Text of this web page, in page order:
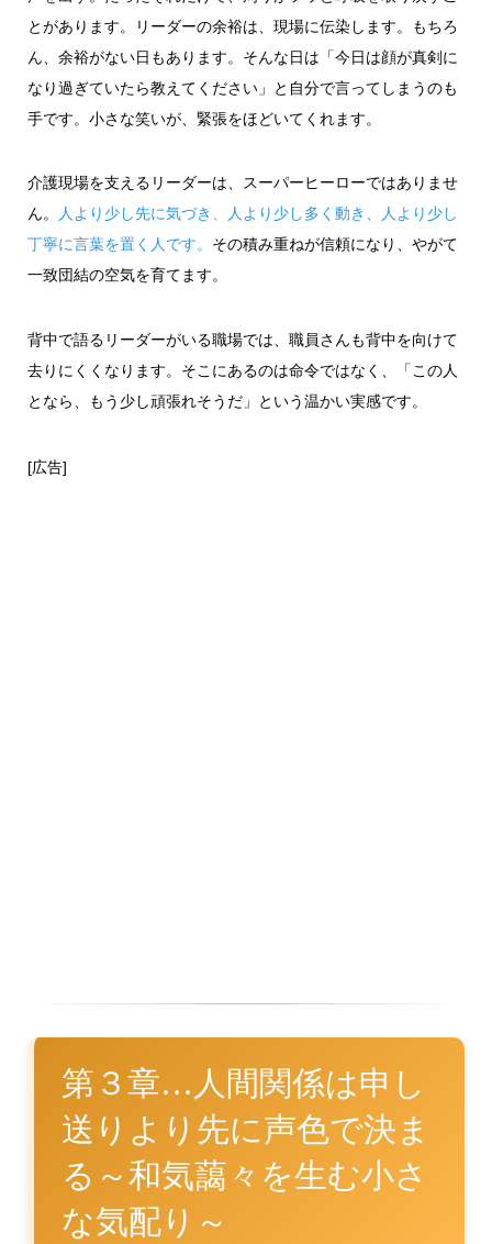
とがあります。リーダーの余裕は、現場に伝染します。もちろ
ん、余裕がない日もあります。そんな日は「今日は顔が真剣に
なり過ぎていたら教えてください」と自分で言ってしまうのも
手です。小さな笑いが、緊張をほどいてくれます。
介護現場を支えるリーダーは、スーパーヒーローではありませ
ん。
人より少し先に気づき、人より少し多く動き、人より少し
丁寧に言葉を置く人です。 その積み重ねが信頼になり、やがて
一致団結の空気を育てます。
背中で語るリーダーがいる職場では、職員さんも背中を向けて
去りにくくなります。そこにあるのは命令ではなく、「この人
となら、もう少し頑張れそうだ」という温かい実感です。
[広告]
第３章…人間関係は申し
送りより先に声色で決ま
る～和気藹々を生む小さ
な気配り～